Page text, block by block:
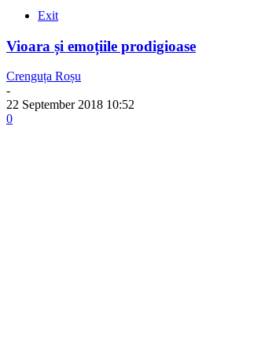
Exit
Vioara și emoțiile prodigioase
Crenguța Roșu
-
22 September 2018 10:52
0